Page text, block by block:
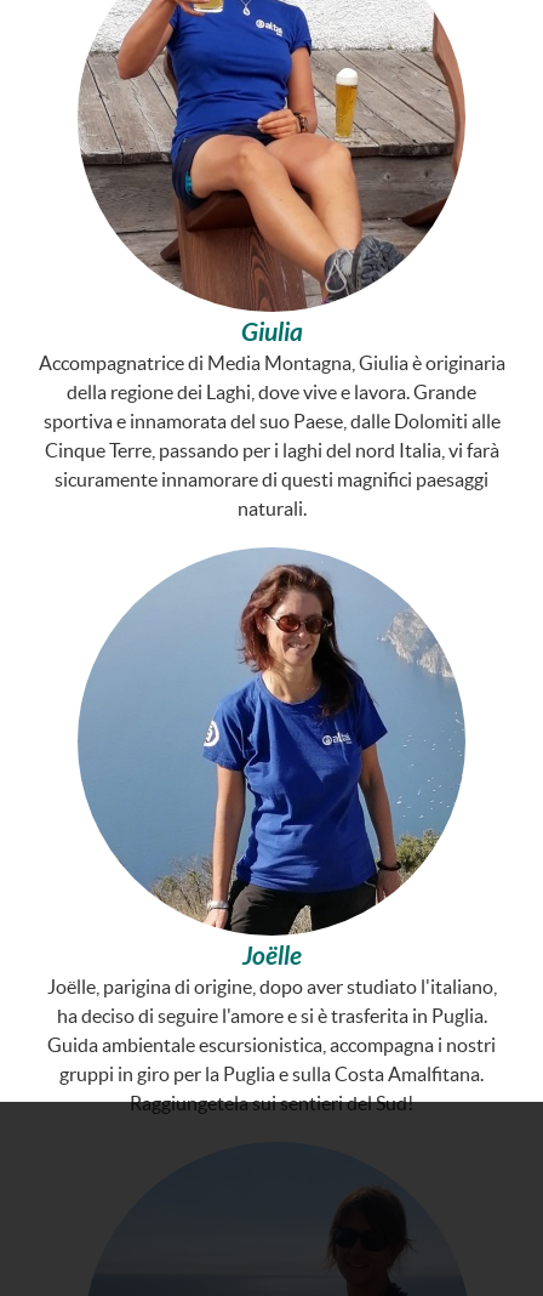
Giulia
Accompagnatrice di Media Montagna, Giulia è originaria
della regione dei Laghi, dove vive e lavora. Grande
sportiva e innamorata del suo Paese, dalle Dolomiti alle
Cinque Terre, passando per i laghi del nord Italia, vi farà
sicuramente innamorare di questi magnifici paesaggi
naturali.
Joëlle
Joëlle, parigina di origine, dopo aver studiato l'italiano,
ha deciso di seguire l'amore e si è trasferita in Puglia.
Guida ambientale escursionistica, accompagna i nostri
gruppi in giro per la Puglia e sulla Costa Amalfitana.
Raggiungetela sui sentieri del Sud!